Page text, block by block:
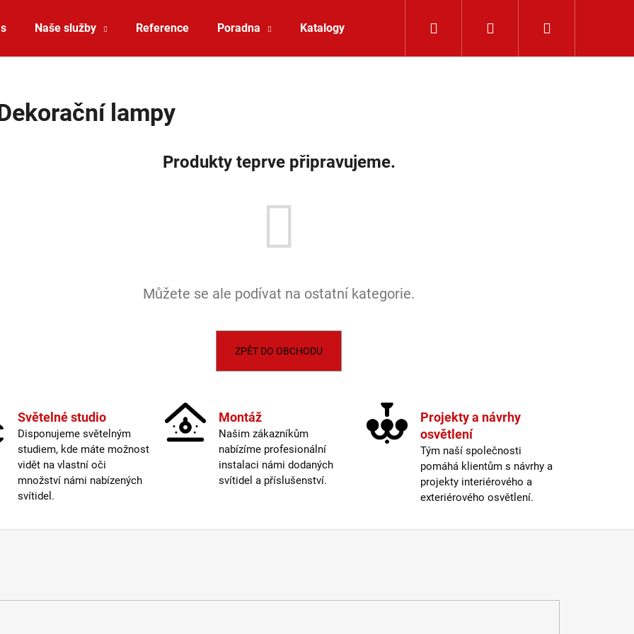
Naše služby Reference Poradna Katalogy Přihlášení
lampy
Produkty teprve připravujeme.
Můžete se ale podívat na ostatní kategorie.
ZPĚT DO OBCHODU
Světelné studio
Disponujeme světelným
studiem, kde máte možnost
vidět na vlastní oči
množství námi nabízených
svítidel.
Montáž
Našim zákazníkům
nabízíme profesionální
instalaci námi dodaných
svítidel a příslušenství.
Projekty a návrhy
osvětlení
Tým naší společnosti
pomáhá klientům s návrhy a
projekty interiérového a
exteriérového osvětlení.
ČERNÁ - LED2 LIGHTING
2 772 Kč